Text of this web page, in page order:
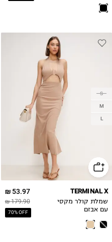
S
M
L
53.97 ₪
179.90 ₪
70% OFF
TERMINAL X
שמלת קולר מקסי
עם אבזם